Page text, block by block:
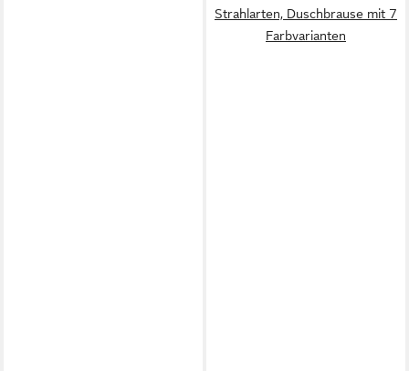
Strahlarten, Duschbrause mit 7
Farbvarianten